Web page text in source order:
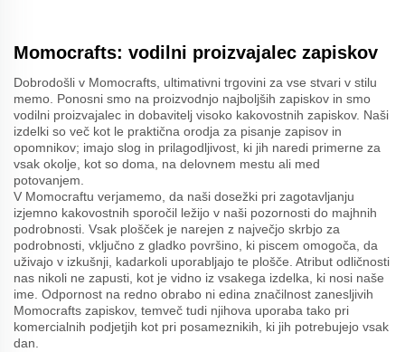
Momocrafts: vodilni proizvajalec zapiskov
Dobrodošli v Momocrafts, ultimativni trgovini za vse stvari v stilu
memo. Ponosni smo na proizvodnjo najboljših zapiskov in smo
vodilni proizvajalec in dobavitelj visoko kakovostnih zapiskov. Naši
izdelki so več kot le praktična orodja za pisanje zapisov in
opomnikov; imajo slog in prilagodljivost, ki jih naredi primerne za
vsak okolje, kot so doma, na delovnem mestu ali med
potovanjem.
V Momocraftu verjamemo, da naši dosežki pri zagotavljanju
izjemno kakovostnih sporočil ležijo v naši pozornosti do majhnih
podrobnosti. Vsak plošček je narejen z največjo skrbjo za
podrobnosti, vključno z gladko površino, ki piscem omogoča, da
uživajo v izkušnji, kadarkoli uporabljajo te plošče. Atribut odličnosti
nas nikoli ne zapusti, kot je vidno iz vsakega izdelka, ki nosi naše
ime. Odpornost na redno obrabo ni edina značilnost zanesljivih
Momocrafts zapiskov, temveč tudi njihova uporaba tako pri
komercialnih podjetjih kot pri posameznikih, ki jih potrebujejo vsak
dan.